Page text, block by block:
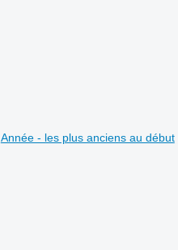
Année - les plus anciens au début